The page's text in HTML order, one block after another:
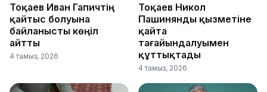
Тоқаев Иван Гапичтің
қайтыс болуына
байланысты көңіл
айтты
4 тамыз, 2026
Тоқаев Никол
Пашинянды қызметіне
қайта
тағайындалуымен
құттықтады
4 тамыз, 2026